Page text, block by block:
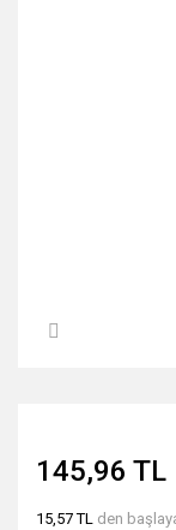
145,96 TL
15,57 TL den